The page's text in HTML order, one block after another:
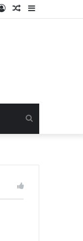
Kenar
Rastgele
Kayıt